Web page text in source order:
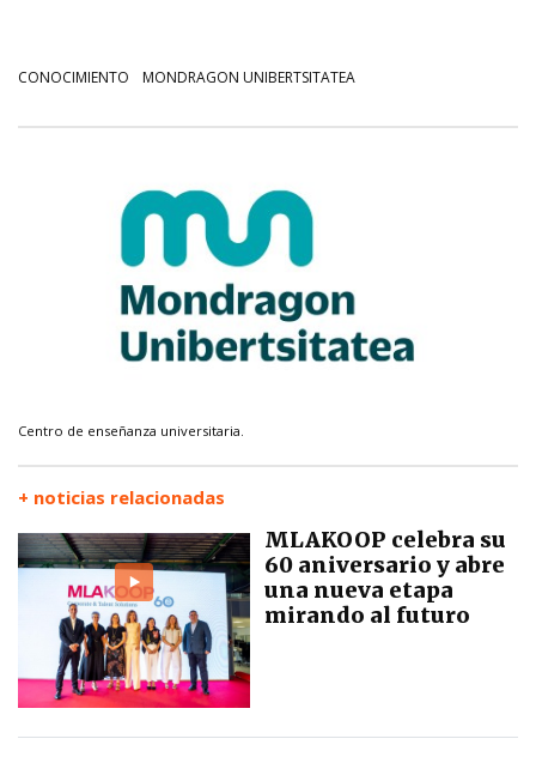
CONOCIMIENTO MONDRAGON UNIBERTSITATEA
Centro de enseñanza universitaria.
+ noticias relacionadas
MLAKOOP celebra su
60 aniversario y abre
una nueva etapa
mirando al futuro